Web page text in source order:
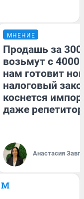
МНЕНИЕ
Продашь за
возьмут с
нам готовит
налоговый
коснется
даже
Анастасия